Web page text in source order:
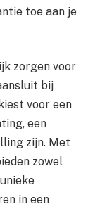
toe aan je
zorgen voor
bij
voor een
een
zijn. Met
zowel
in een